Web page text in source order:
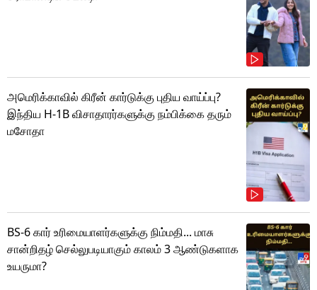
அமெரிக்காவில் கிரீன் கார்டுக்கு புதிய வாய்ப்பு?
இந்திய H-1B விசாதாரர்களுக்கு நம்பிக்கை தரும்
மசோதா
BS-6 கார் உரிமையாளர்களுக்கு நிம்மதி... மாசு
சான்றிதழ் செல்லுபடியாகும் காலம் 3 ஆண்டுகளாக
உயருமா?